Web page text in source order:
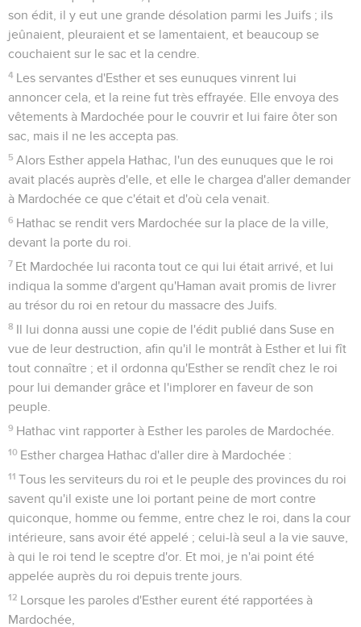
son édit, il y eut une grande désolation parmi les Juifs ; ils
jeûnaient, pleuraient et se lamentaient, et beaucoup se
couchaient sur le sac et la cendre.
4 Les servantes d'Esther et ses eunuques vinrent lui
annoncer cela, et la reine fut très effrayée. Elle envoya des
vêtements à Mardochée pour le couvrir et lui faire ôter son
sac, mais il ne les accepta pas.
5 Alors Esther appela Hathac, l'un des eunuques que le roi
avait placés auprès d'elle, et elle le chargea d'aller demander
à Mardochée ce que c'était et d'où cela venait.
6 Hathac se rendit vers Mardochée sur la place de la ville,
devant la porte du roi.
7 Et Mardochée lui raconta tout ce qui lui était arrivé, et lui
indiqua la somme d'argent qu'Haman avait promis de livrer
au trésor du roi en retour du massacre des Juifs.
8 Il lui donna aussi une copie de l'édit publié dans Suse en
vue de leur destruction, afin qu'il le montrât à Esther et lui fît
tout connaître ; et il ordonna qu'Esther se rendît chez le roi
pour lui demander grâce et l'implorer en faveur de son
peuple.
9 Hathac vint rapporter à Esther les paroles de Mardochée.
10 Esther chargea Hathac d'aller dire à Mardochée :
11 Tous les serviteurs du roi et le peuple des provinces du roi
savent qu'il existe une loi portant peine de mort contre
quiconque, homme ou femme, entre chez le roi, dans la cour
intérieure, sans avoir été appelé ; celui-là seul a la vie sauve,
à qui le roi tend le sceptre d'or. Et moi, je n'ai point été
appelée auprès du roi depuis trente jours.
12 Lorsque les paroles d'Esther eurent été rapportées à
Mardochée,